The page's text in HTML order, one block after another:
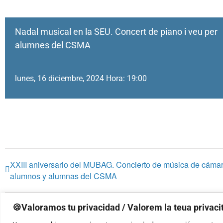
🍪Valoramos tu privacidad / Valorem la teua
Nadal musical en la SEU. Concert de piano i veu per
alumnes del CSMA
lunes, 16 diciembre, 2024 Hora: 19:00
XXIII aniversario del MUBAG. Concierto de música de
alumnos y alumnas del CSMA